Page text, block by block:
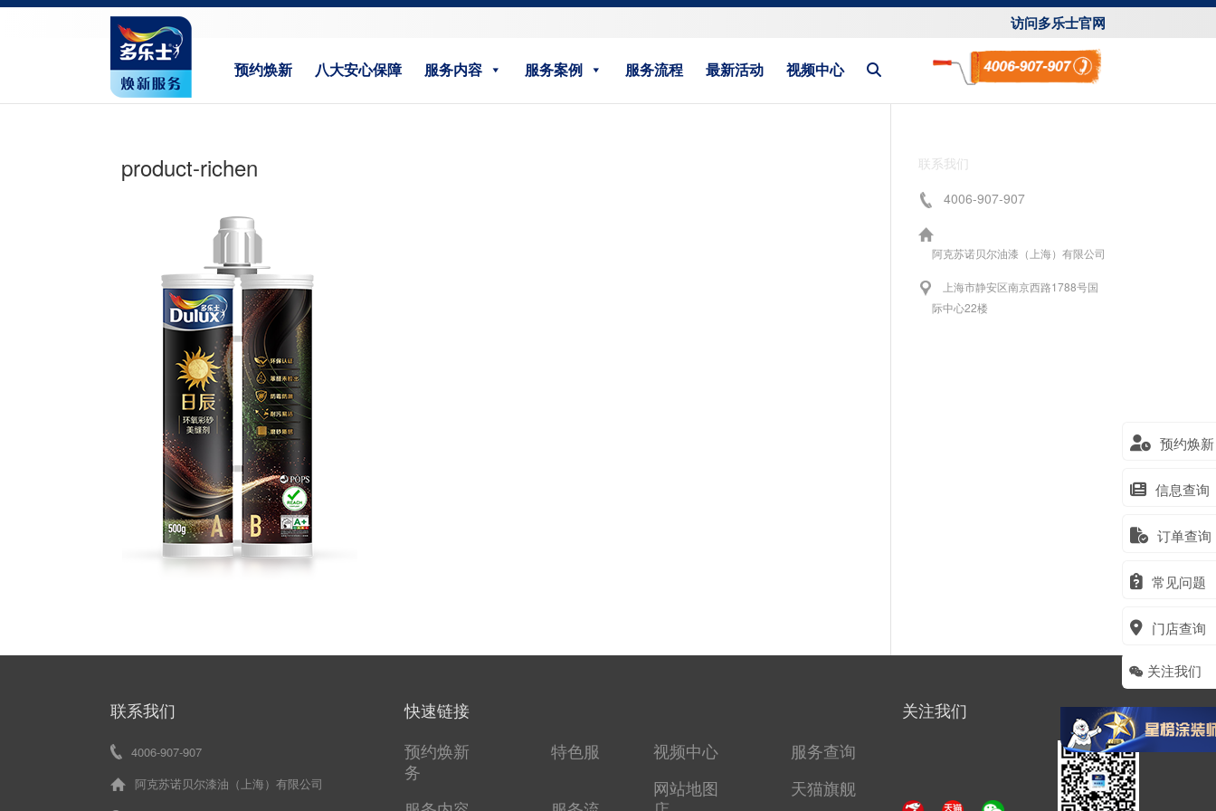
访问多乐士官网
预约焕新 八大安心保障 服务内容 服务案例 服务流程 最新活动 视频中心
预约焕新
信息查询
订单查询
常见问题
门店查询
关注我们
product-richen
联系我们
4006-907-907
阿克苏诺贝尔油漆（上海）有限公司
上海市静安区南京西路1788号国
际中心22楼
联系我们
4006-907-907
阿克苏诺贝尔漆油（上海）有限公司
快速链接
预约焕新
特色服
务
视频中心
服务查询
网站地图
天猫旗舰
关注我们